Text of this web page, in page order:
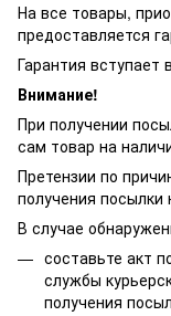
На все товары,
предоставляется
Гарантия вступает
Внимание!
При получении
сам товар на
Претензии по
получения
В случае
составьте акт
службы
получения